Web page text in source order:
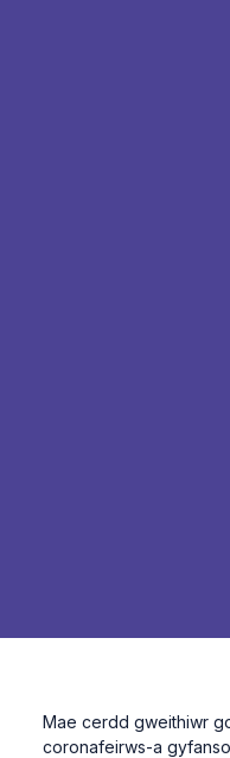
Mae cerdd gweithiwr
coronafeirws-a